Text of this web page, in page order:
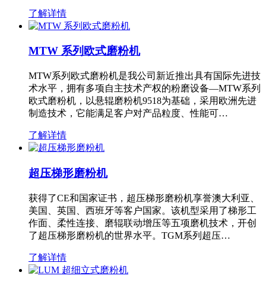
了解详情
MTW 系列欧式磨粉机
MTW系列欧式磨粉机是我公司新近推出具有国际先进技
术水平，拥有多项自主技术产权的粉磨设备—MTW系列
欧式磨粉机，以悬辊磨粉机9518为基础，采用欧洲先进
制造技术，它能满足客户对产品粒度、性能可…
了解详情
超压梯形磨粉机
获得了CE和国家证书，超压梯形磨粉机享誉澳大利亚、
美国、英国、西班牙等客户国家。该机型采用了梯形工
作面、柔性连接、磨辊联动增压等五项磨机技术，开创
了超压梯形磨粉机的世界水平。TGM系列超压…
了解详情